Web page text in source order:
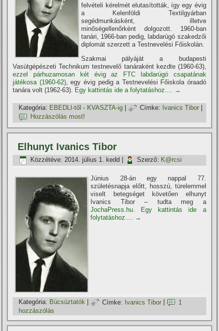
felvételi kérelmét elutasí­tották, í­gy egy évig
a Kelenföldi Textilgyárban
segédmunkásként, illetve
minőségellenőrként dolgozott. 1960-ban
tanári, 1966-ban pedig, labdarúgó szakedzői
diplomát szerzett a Testnevelési Főiskolán.
Szakmai pályáját a budapesti
Vasútgépészeti Technikum testnevelő tanáraként kezdte (1960-63),
ezzel párhuzamosan két évig az FTC labdarúgó csapatának
játékosa (1960-62), egy évig pedig a Testnevelési Főiskola óraadó
tanára volt (1962-63). Egy kattintás ide a folytatáshoz.... →
Kategória: EBEDLI-től - KVASZTA-ig | Címke: Ivanics Tibor
Hozzászólás most!
Elhunyt Ivanics Tibor
Közzétéve: 2014. július 1. kedd Szerző: K@rcsi
Június 28-án egy nappal 77.
születésnapja előtt, hosszú, türelemmel
viselt betegséget követően elhunyt
Ivanics Tibor – tudta meg a
JochaPress.hu.
Egy kattintás ide a
folytatáshoz.... →
Kategória: Búcsúztatók | Címke: Ivanics Tibor
1
hozzászólás